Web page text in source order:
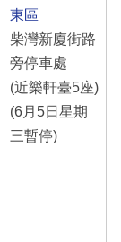
東區
柴灣新廈街路
旁停車處
(近樂軒臺5座)
(6月5日星期
三暫停)